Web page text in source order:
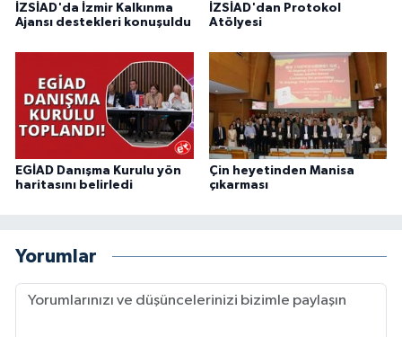
İZSİAD'da İzmir Kalkınma
Ajansı destekleri konuşuldu
İZSİAD'dan Protokol
Atölyesi
EGİAD Danışma Kurulu yön
haritasını belirledi
Çin heyetinden Manisa
çıkarması
Yorumlar